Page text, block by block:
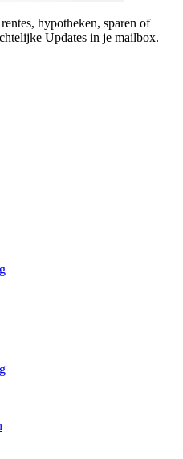
hypotheken, sparen of
Updates in je mailbox.